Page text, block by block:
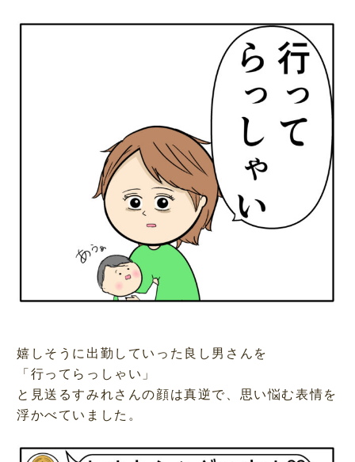
嬉しそうに出勤していった良し男さんを
「行ってらっしゃい」
と見送るすみれさんの顔は真逆で、思い悩む表情を
浮かべていました。